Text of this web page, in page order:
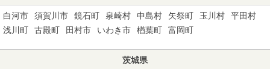
白河市 須賀川市 鏡石町 泉崎村 中島村 矢祭町 玉川村
平田村
浅川町
古殿町 田村市 いわき市 楢葉町 富岡町
茨城県